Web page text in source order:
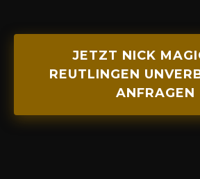
JETZT NICK
REUTLINGEN
ANFRAGEN